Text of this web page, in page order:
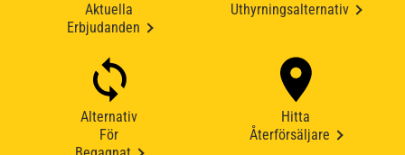
Aktuella
Erbjudanden
Uthyrningsalternativ
Alternativ
För
Hitta
Återförsäljare